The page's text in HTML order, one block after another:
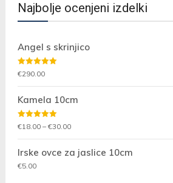
Najbolje ocenjeni izdelki
Angel s skrinjico
Ocenjeno
5.00 od 5
€290.00
Kamela 10cm
Ocenjeno
5.00od 5
€18.00 – €30.00Cenovni
razpon:
od
Irske ovce za jaslice 10cm
€5.00